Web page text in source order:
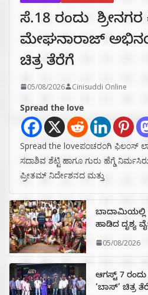
ಸೆ.18 ರಂದು ಶ್ರೀನಗರ
ಮೇಘನಾರಾಜ್
ಚಿತ್ರ ತೆರೆಗೆ
05/08/2026 Cinisuddi Online
Spread the love
Spread the loveಪಂಚರಂಗಿ ಫಿಲಂಸ್
ಸದಾಶಿವ ಶೆಟ್ಟಿ ಹಾಗೂ ಗುರು ಹೆಗ್ಡೆ
ಪ್ರೀತಮ್ ನಿರ್ದೇಶನದ ಮತ್ತು
ಬಾದಾಮಿಯಲ್ಲಿ
ಹಾಡಿದ ದೃಶ್ಯ
05/08/2026
ಆಗಸ್ಟ್ 7
‘ಬಾಸ್’ ಚಿತ್ರ